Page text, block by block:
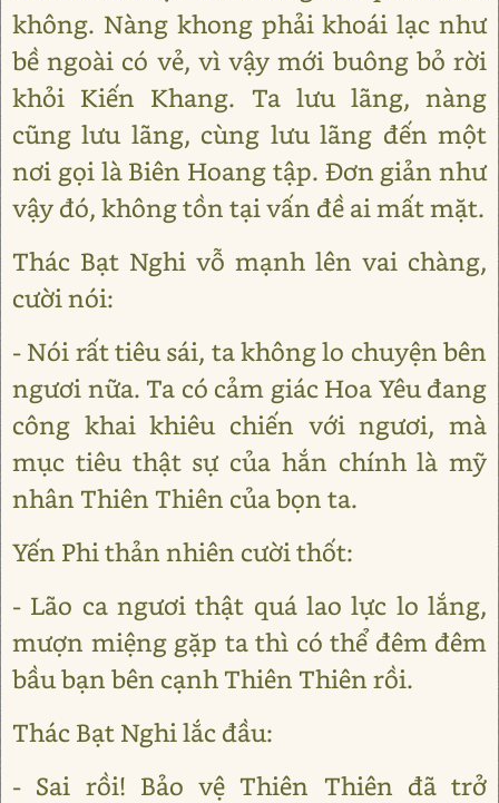
không. Nàng khong phải khoái lạc như
bề ngoài có vẻ, vì vậy mới buông bỏ rời
khỏi Kiến Khang. Ta lưu lãng, nàng
cũng lưu lãng, cùng lưu lãng đến một
nơi gọi là Biên Hoang tập. Đơn giản như
vậy đó, không tồn tại vấn đề ai mất mặt.
Thác Bạt Nghi vỗ mạnh lên vai chàng,
cười nói:
- Nói rất tiêu sái, ta không lo chuyện bên
ngươi nữa. Ta có cảm giác Hoa Yêu đang
công khai khiêu chiến với ngươi, mà
mục tiêu thật sự của hắn chính là mỹ
nhân Thiên Thiên của bọn ta.
Yến Phi thản nhiên cười thốt:
- Lão ca ngươi thật quá lao lực lo lắng,
mượn miệng gặp ta thì có thể đêm đêm
bầu bạn bên cạnh Thiên Thiên rồi.
Thác Bạt Nghi lắc đầu:
- Sai rồi! Bảo vệ Thiên Thiên đã trở